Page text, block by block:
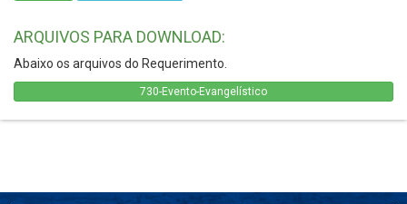
ARQUIVOS PARA DOWNLOAD:
Abaixo os arquivos do Requerimento.
730-Evento-Evangelístico